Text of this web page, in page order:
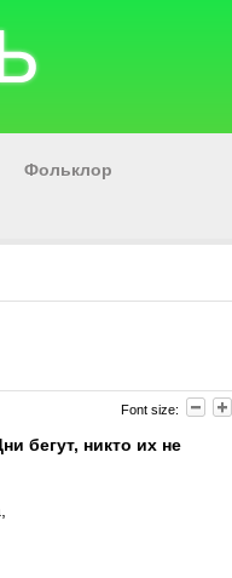
Фольклор
Font size:
бегут, никто их не